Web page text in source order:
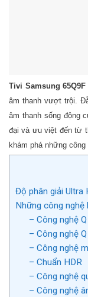
Tivi Samsung 65Q9F
âm thanh vượt trội.
âm thanh sống động
đại và ưu việt đến từ
khám phá những
Độ phân giải Ultra
Những công
– Công nghệ
– Công nghệ
– Công nghệ
– Chuẩn HDR
– Công nghệ
– Công nghệ